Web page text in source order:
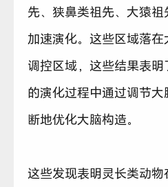
先、狭鼻类祖先、大猿
加速演化。这些区域落
调控区域，这些结果表
的演化过程中通过调节
断地优化大脑构造。
这些发现表明灵长类动